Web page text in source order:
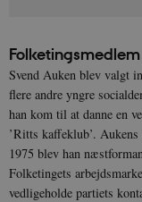
Svend Auken blev valgt
flere andre yngre
han kom til at danne en
’Ritts kaffeklub’.
1975 blev han
Folketingets
vedligeholde partiets